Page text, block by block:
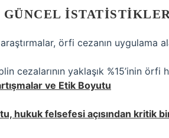
örfi cezanın uygulama
cezalarının yaklaşık %15’inin
ve Etik Boyutu
hukuk felsefesi açısından kritik